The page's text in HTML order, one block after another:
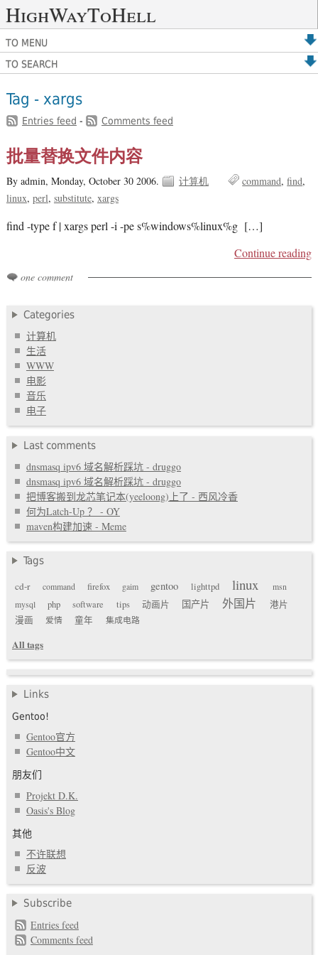
HighWayToHell
TO MENU
TO SEARCH
Tag - xargs
Entries feed - Comments feed
批量替换文件内容
By admin, Monday, October 30 2006. 计算机 command find
linux perl substitute xargs
find -type f | xargs perl -i -pe s%windows%linux%g […]
Continue reading
one comment
Categories
计算机
生活
WWW
电影
音乐
电子
Last comments
dnsmasq ipv6 域名解析踩坑 - druggo
dnsmasq ipv6 域名解析踩坑 - druggo
把博客搬到龙芯笔记本(yeeloong)上了 - 西风冷香
何为Latch-Up ？ - OY
maven构建加速 - Meme
Tags
cd-r
command firefox gaim gentoo lighttpd linux
msn
mysql
php software tips 动画片 国产片 外国片
港片
漫画
爱情 童年 集成电路
All tags
Links
Gentoo!
Gentoo官方
Gentoo中文
朋友们
Projekt D.K.
Oasis's Blog
其他
不许联想
反波
Subscribe
Entries feed
Comments feed